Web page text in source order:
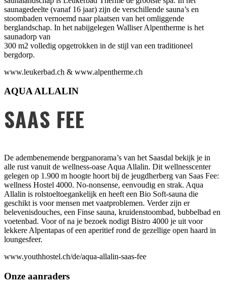
saunagedeelte (vanaf 16 jaar) zijn de verschillende sauna’s en
stoombaden vernoemd naar plaatsen van het omliggende
berglandschap. In het nabijgelegen Walliser Alpentherme is het
saunadorp van
300 m2 volledig opgetrokken in de stijl van een traditioneel
bergdorp.
www.leukerbad.ch & www.alpentherme.ch
AQUA ALLALIN
SAAS FEE
De adembenemende bergpanorama’s van het Saasdal bekijk je in
alle rust vanuit de wellness-oase Aqua Allalin. Dit wellnesscenter
gelegen op 1.900 m hoogte hoort bij de jeugdherberg van Saas Fee:
wellness Hostel 4000. No-nonsense, eenvoudig en strak. Aqua
Allalin is rolstoeltoegankelijk en heeft een Bio Soft-sauna die
geschikt is voor mensen met vaatproblemen. Verder zijn er
belevenisdouches, een Finse sauna, kruidenstoombad, bubbelbad en
voetenbad. Voor of na je bezoek nodigt Bistro 4000 je uit voor
lekkere Alpentapas of een aperitief rond de gezellige open haard in
loungesfeer.
www.youthhostel.ch/de/aqua-allalin-saas-fee
Onze aanraders